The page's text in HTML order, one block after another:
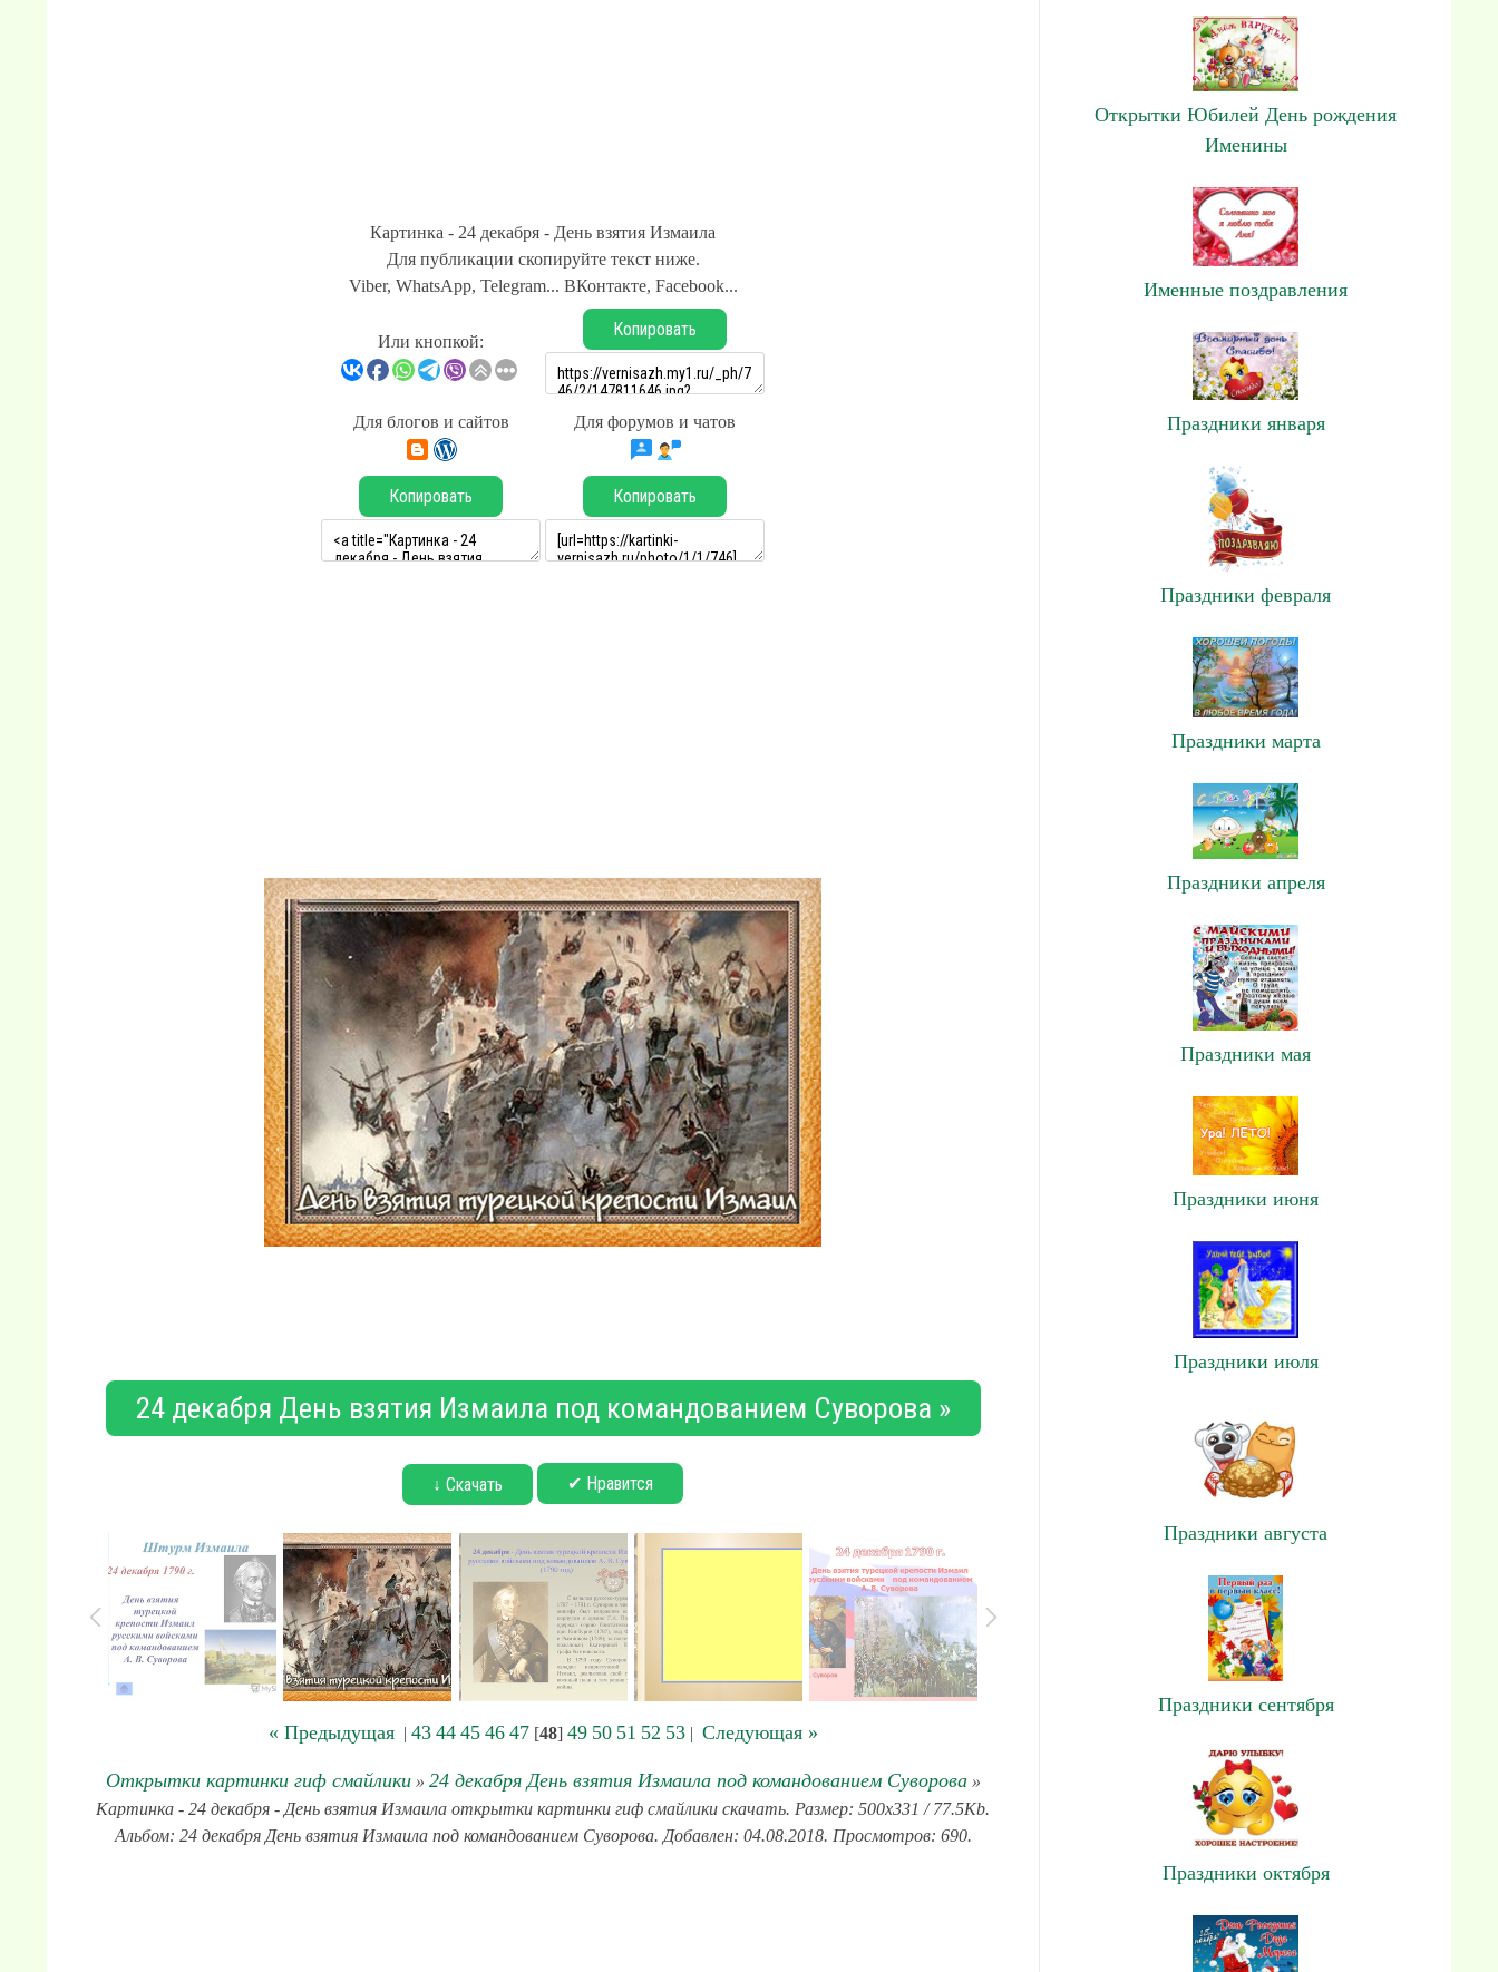
Картинка - 24 декабря - День взятия Измаила
Для публикации скопируйте текст ниже.
Viber, WhatsApp, Telegram... ВКонтакте, Facebook...
Или кнопкой:
Копировать
Для блогов и сайтов Для форумов и чатов
Копировать Копировать
24 декабря День взятия Измаила под командованием Суворова »
↓ Скачать ✔ Нравится
« Предыдущая| 43 44 45 46 47[48] 49 50 51 52 53| Следующая »
Открытки картинки гиф смайлики» 24 декабря День взятия Измаила под командованием Суворова»
Картинка - 24 декабря - День взятия Измаила открытки картинки гиф смайлики скачать. Размер: 500x331 / 77.5Kb.
Альбом: 24 декабря День взятия Измаила под командованием Суворова. Добавлен: 04.08.2018. Просмотров: 690.
Открытки Юбилей День рождения
Именины
Именные поздравления
Праздники января
Праздники февраля
Праздники марта
Праздники апреля
Праздники мая
Праздники июня
Праздники июля
Праздники августа
Праздники сентября
Праздники октября